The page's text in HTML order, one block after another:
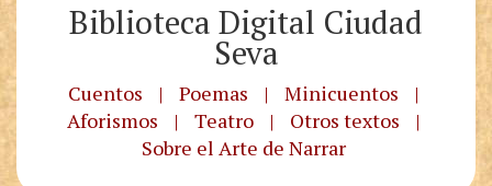
Biblioteca Digital Ciudad
Seva
Cuentos | Poemas | Minicuentos
|
Aforismos
| Teatro | Otros textos
|
Sobre el Arte de Narrar